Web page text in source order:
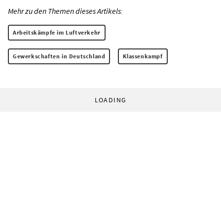
Mehr zu den Themen dieses Artikels:
Arbeitskämpfe im Luftverkehr
Gewerkschaften in Deutschland Klassenkampf
LOADING